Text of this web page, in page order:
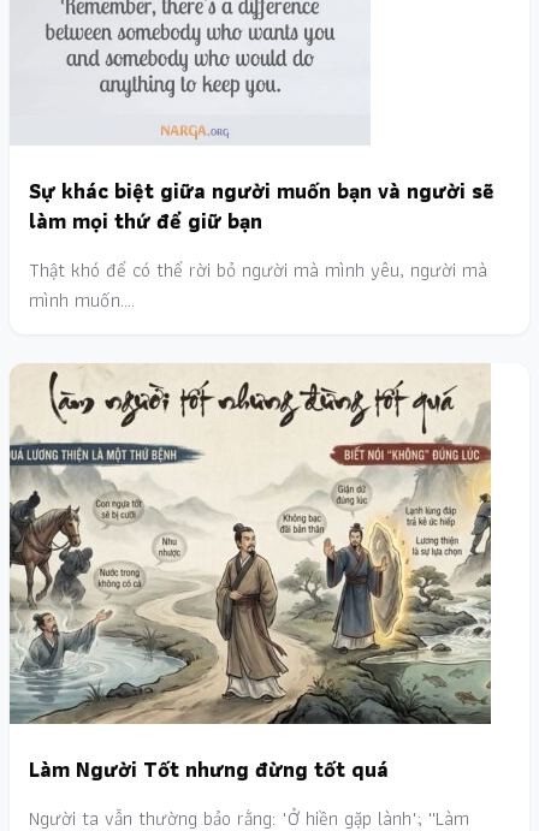
Sự khác biệt giữa người muốn bạn và người sẽ
làm mọi thứ để giữ bạn
Thật khó để có thể rời bỏ người mà mình yêu, người mà
mình muốn.…
Làm Người Tốt nhưng đừng tốt quá
Người ta vẫn thường bảo rằng: "Ở hiền gặp lành"; ''Làm